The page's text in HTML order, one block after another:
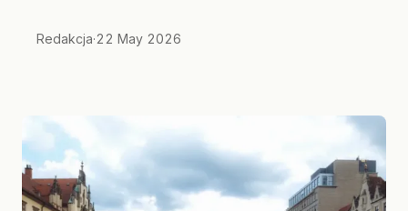
Redakcja·22 May 2026